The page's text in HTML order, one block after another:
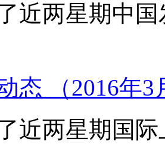
近两星期中
态 （2016年
近两星期国